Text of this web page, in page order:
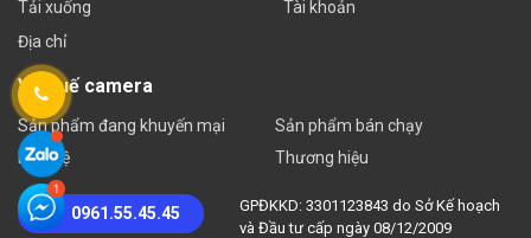
Tải xuống
Địa chỉ
Tài khoản
Về Huế camera
Sản phẩm đang khuyến mại
Liên hệ
Sản phẩm bán chạy
Thương hiệu
0961.55.45.45
GPĐKKD: 3301123843 do Sở Kế hoạch
và Đầu tư cấp ngày 08/12/2009